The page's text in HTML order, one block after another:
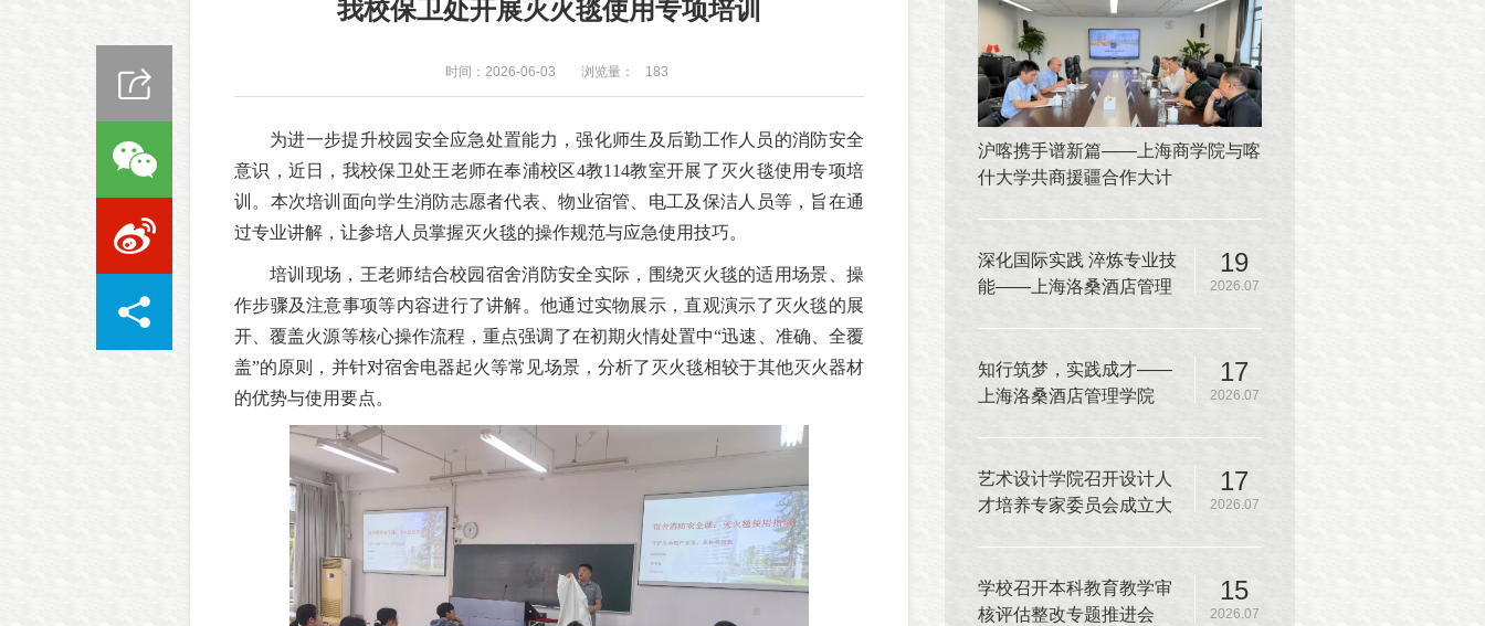
我校保卫处开展灭火毯使用专项培训
时间：2026-06-03 浏览量： 183
为进一步提升校园安全应急处置能力，强化师生及后勤工作人员的消防安全
意识，近日，我校保卫处王老师在奉浦校区4教114教室开展了灭火毯使用专项培
训。本次培训面向学生消防志愿者代表、物业宿管、电工及保洁人员等，旨在通
过专业讲解，让参培人员掌握灭火毯的操作规范与应急使用技巧。
培训现场，王老师结合校园宿舍消防安全实际，围绕灭火毯的适用场景、操
作步骤及注意事项等内容进行了讲解。他通过实物展示，直观演示了灭火毯的展
开、覆盖火源等核心操作流程，重点强调了在初期火情处置中“迅速、准确、全覆
盖”的原则，并针对宿舍电器起火等常见场景，分析了灭火毯相较于其他灭火器材
的优势与使用要点。
沪喀携手谱新篇——上海商学院与喀
什大学共商援疆合作大计
19
2026.07
深化国际实践 淬炼专业技
能——上海洛桑酒店管理
17
2026.07
知行筑梦，实践成才——
上海洛桑酒店管理学院
17
2026.07
艺术设计学院召开设计人
才培养专家委员会成立大
15
2026.07
学校召开本科教育教学审
核评估整改专题推进会